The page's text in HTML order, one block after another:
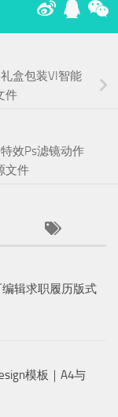
盒包装VI智能
件
效Ps滤镜动作
文件
辑求职履历版式
模板｜A4与